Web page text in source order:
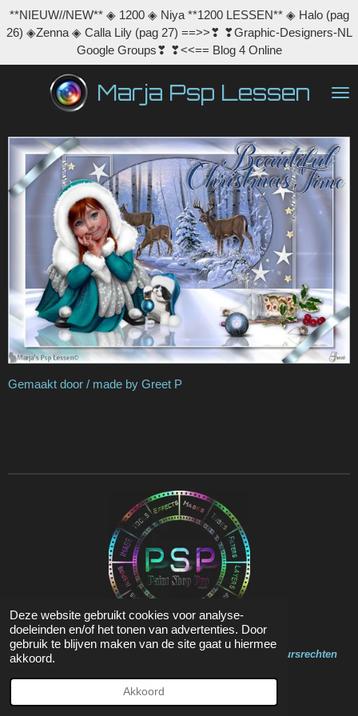
Deze website gebruikt cookies voor analyse-
doeleinden en/of het tonen van advertenties. Door
gebruik te blijven maken van de site gaat u hiermee
akkoord.
Akkoord
Ga
direct
de
hoofdinhoud
Marja Psp Lessen
**NIEUW//NEW** ◈ 1200 ◈ Niya **1200 LESSEN** ◈ Halo (pag
26) ◈Zenna ◈ Calla Lily (pag 27) ==>>❣ ❣Graphic-Designers-NL
Google Groups❣ ❣<<== Blog 4 Online
Gemaakt door / made by Greet P
Op de inhoud van deze website zit Copyright en Auteursrechten